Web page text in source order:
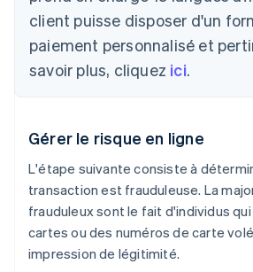
client puisse disposer d'un
paiement personnalisé et
savoir plus, cliquez ici.
Gérer le risque en ligne
L'étape suivante consiste à
transaction est frauduleuse. La
frauduleux sont le fait d'individus
cartes ou des numéros de carte
impression de légitimité.